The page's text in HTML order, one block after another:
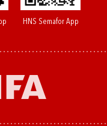
HNS Semafor App